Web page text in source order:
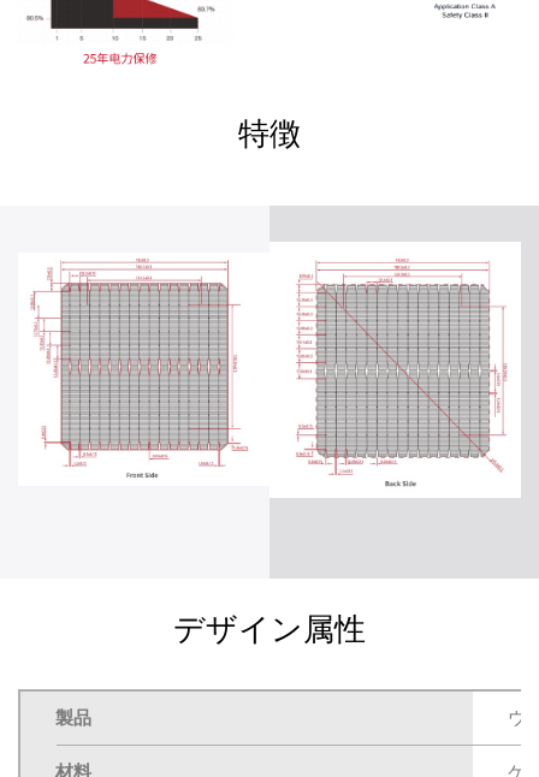
特徴
デザイン属性
製品 ウ
材料 ケ